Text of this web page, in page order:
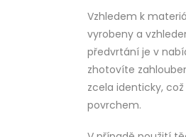
Vzhledem k
vyrobeny a
předvrtání je v
zhotovíte
zcela identicky,
povrchem.